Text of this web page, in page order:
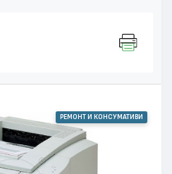
РЕМОНТ И КОНСУМАТИВИ